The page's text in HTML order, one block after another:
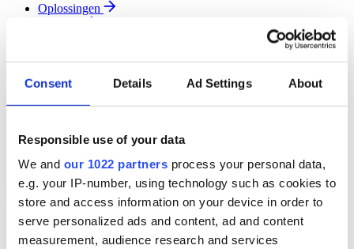
Consent Details Ad Settings About
Responsible use of your data
We and our 1022 partners process your personal data,
e.g. your IP-number, using technology such as cookies to
store and access information on your device in order to
serve personalized ads and content, ad and content
measurement, audience research and services
Oplossingen
Region
Klantenportaal
Contact
Back to Menu Branches
Groothandel
Automotive